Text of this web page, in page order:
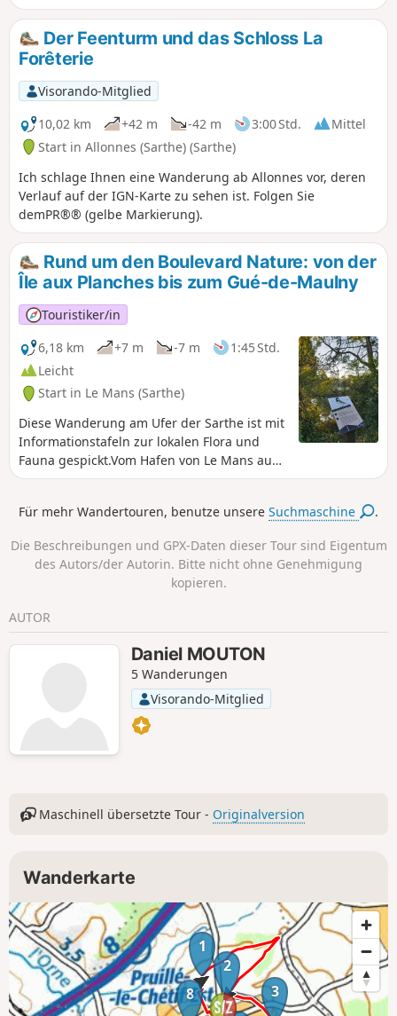
Der Feenturm und das Schloss La
Forêterie
Visorando-Mitglied
10,02 km
+42 m -42 m 3:00 Std.
Mittel
Start in Allonnes (Sarthe) (Sarthe)
Ich schlage Ihnen eine Wanderung ab Allonnes vor, deren
Verlauf auf der IGN-Karte zu sehen ist. Folgen Sie
demPR®® (gelbe Markierung).
Rund um den Boulevard Nature: von der
Île aux Planches bis zum Gué-de-Maulny
Touristiker/in
6,18 km
+7 m -7 m
1:45 Std.
Leicht
Start in Le Mans (Sarthe)
Diese Wanderung am Ufer der Sarthe ist mit
Informationstafeln zur lokalen Flora und
Fauna gespickt.Vom Hafen von Le Mans aus
führt diese familienfreundliche Wanderung
zahlreichen Street-Art-Wandgemälden und
Rollstühle (Dreiräder) und Kinderwagen
(ebenfalls Dreiräder) geeignet.
Für mehr Wandertouren, benutze unsereSuchmaschine .
Die Beschreibungen und GPX-Daten dieser Tour sind Eigentum
des Autors/der Autorin. Bitte nicht ohne Genehmigung
kopieren.
AUTOR
Daniel MOUTON
5 Wanderungen
Visorando-Mitglied
Maschinell übersetzte Tour - Originalversion
Wanderkarte
1
2
3
8